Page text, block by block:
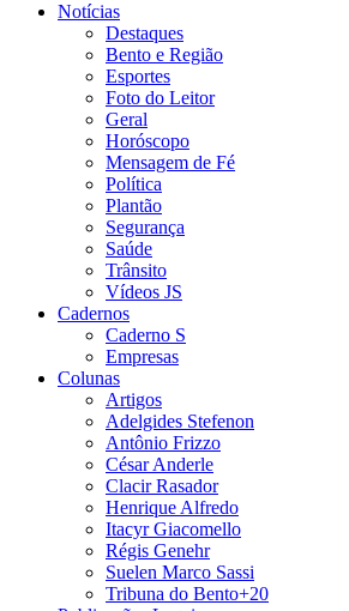
Notícias
Destaques
Bento e Região
Esportes
Foto do Leitor
Geral
Horóscopo
Mensagem de Fé
Política
Plantão
Segurança
Saúde
Trânsito
Vídeos JS
Cadernos
Caderno S
Empresas
Colunas
Artigos
Adelgides Stefenon
Antônio Frizzo
César Anderle
Clacir Rasador
Henrique Alfredo
Itacyr Giacomello
Régis Genehr
Suelen Marco Sassi
Tribuna do Bento+20